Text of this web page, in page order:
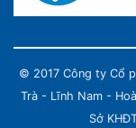
© 2017 Công ty Cổ
Trà - Lĩnh Nam -
Sở